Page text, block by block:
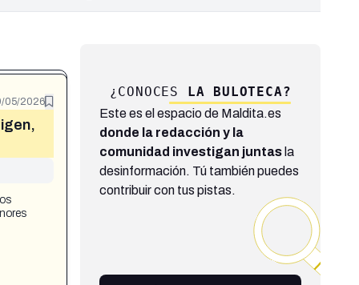
05/2026
¿CONOCES LA BULOTECA?
Este es el espacio de Maldita.es
donde la redacción y la
comunidad investigan juntasla
desinformación. Tú también puedes
contribuir con tus pistas.